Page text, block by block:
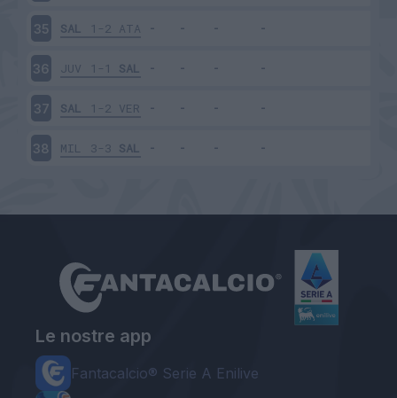
35 SAL 1-2 ATA
36 JUV 1-1 SAL
37 SAL 1-2 VER
38 MIL 3-3 SAL
Le nostre app
Fantacalcio® Serie A Enilive